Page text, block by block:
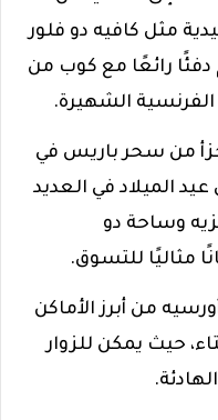
مثل كافيه دو فلور
دفئًا رائعًا مع كوب من
الفرنسية الشهيرة.
من سحر باريس في
الميلاد في العديد
وساحة دو
مثاليًا للتسوق.
من أبرز الأماكن
حيث يمكن للزوار